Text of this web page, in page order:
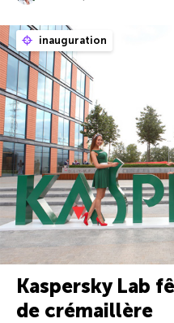
inauguration
Kaspersky Lab
de crémaillère